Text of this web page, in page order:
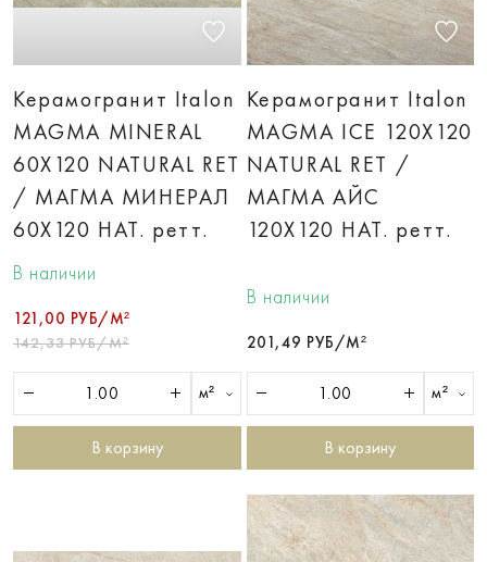
Керамогранит Italon
MAGMA MINERAL
60X120 NATURAL RET
/ МАГМА МИНЕРАЛ
60X120 НАТ. ретт.
В наличии
121,00 РУБ/М²
142,33 РУБ/М²
м²
В корзину
Керамогранит Italon
MAGMA ICE 120X120
NATURAL RET /
МАГМА АЙС
120X120 НАТ. ретт.
В наличии
201,49 РУБ/М²
м²
В корзину